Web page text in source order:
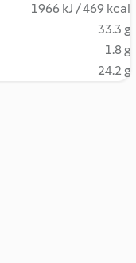
1966 kJ / 469 kcal
33.3 g
1.8 g
24.2 g